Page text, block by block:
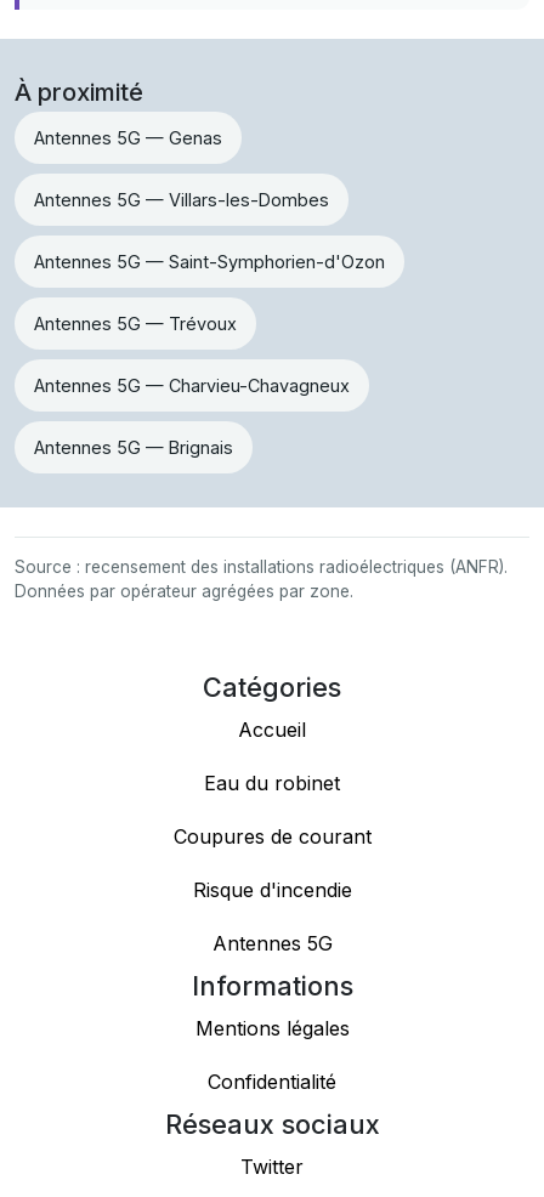
À proximité
Antennes 5G — Genas
Antennes 5G — Villars-les-Dombes
Antennes 5G — Saint-Symphorien-d'Ozon
Antennes 5G — Trévoux
Antennes 5G — Charvieu-Chavagneux
Antennes 5G — Brignais
Source : recensement des installations radioélectriques (ANFR).
Données par opérateur agrégées par zone.
Catégories
Accueil
Eau du robinet
Coupures de courant
Risque d'incendie
Antennes 5G
Informations
Mentions légales
Confidentialité
Réseaux sociaux
Twitter